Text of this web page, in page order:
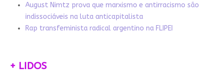
August Nimtz prova que marxismo e antirracismo são
indissociáveis na luta anticapitalista
Rap transfeminista radical argentino na FLIPEI
+ LIDOS